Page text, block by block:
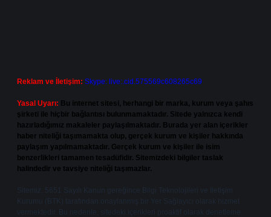
Reklam ve İletişim: Skype: live:.cid.575569c608265c69
Yasal Uyarı: Bu internet sitesi, herhangi bir marka, kurum veya şahıs
şirketi ile hiçbir bağlantısı bulunmamaktadır. Sitede yalnızca kendi
hazırladığımız makaleler paylaşılmaktadır. Burada yer alan içerikler
haber niteliği taşımamakta olup, gerçek kurum ve kişiler hakkında
paylaşım yapılmamaktadır. Gerçek kurum ve kişiler ile isim
benzerlikleri tamamen tesadüfidir. Sitemizdeki bilgiler taslak
halindedir ve tavsiye niteliği taşımazlar.
Sitemiz, 5651 Sayılı Kanun gereğince Bilgi Teknolojileri ve İletişim
Kurumu (BTK) tarafından onaylanmış bir Yer Sağlayıcı olarak hizmet
vermektedir. Bu nedenle, sitedeki içerikleri proaktif olarak denetleme